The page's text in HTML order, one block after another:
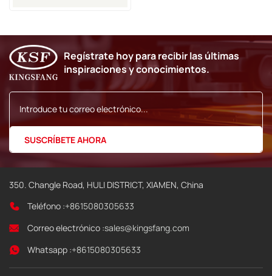
Regístrate hoy para recibir las últimas
inspiraciones y conocimientos.
350. Changle Road, HULI DISTRICT, XIAMEN, China
Teléfono :+8615080305633
Correo electrónico :sales@kingsfang.com
Whatsapp :+8615080305633